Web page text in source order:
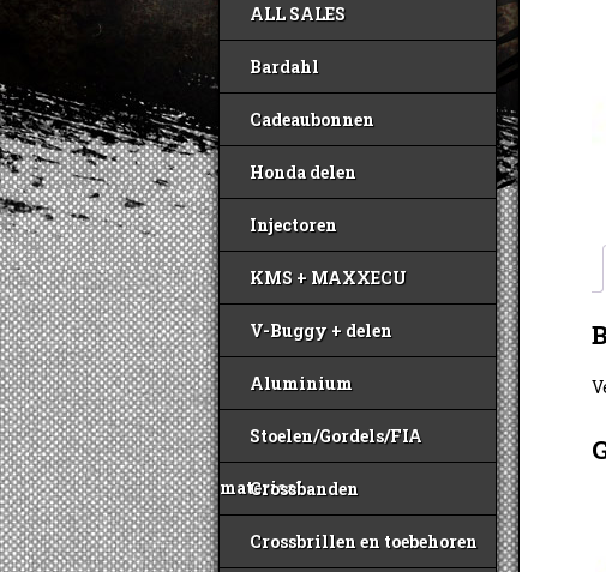
ALL SALES
Bardahl
Cadeaubonnen
Honda delen
Injectoren
KMS + MAXXECU
V-Buggy + delen
Aluminium
Stoelen/Gordels/FIA
materiaal
Crossbanden
Crossbrillen en toebehoren